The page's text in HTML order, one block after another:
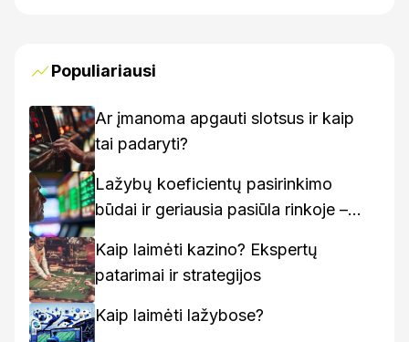
Populiariausi
Ar įmanoma apgauti slotsus ir kaip
tai padaryti?
Lažybų koeficientų pasirinkimo
būdai ir geriausia pasiūla rinkoje –
Kaip laimėti kazino? Ekspertų
patarimai ir strategijos
Kaip laimėti lažybose?